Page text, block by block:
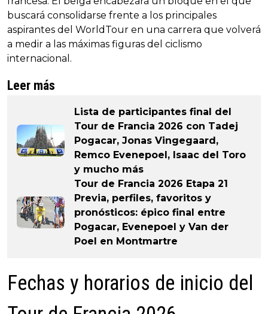
buscará consolidarse frente a los principales
aspirantes del WorldTour en una carrera que volverá
a medir a las máximas figuras del ciclismo
internacional.
Leer más
Lista de participantes final del
Tour de Francia 2026 con Tadej
Pogacar, Jonas Vingegaard,
Remco Evenepoel, Isaac del Toro
y mucho más
Tour de Francia 2026 Etapa 21
Previa, perfiles, favoritos y
pronósticos: épico final entre
Pogacar, Evenepoel y Van der
Poel en Montmartre
Fechas y horarios de inicio del